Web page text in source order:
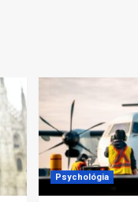
Psychológia